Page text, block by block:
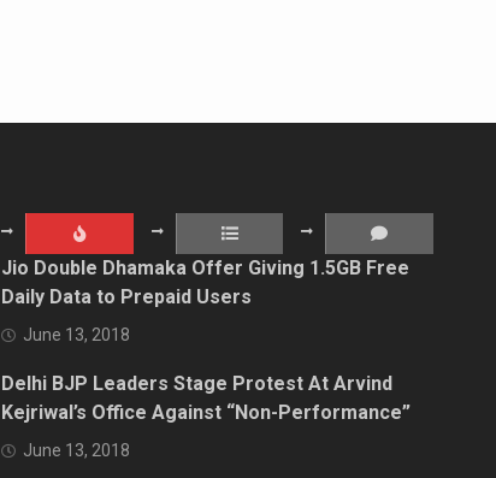
Jio Double Dhamaka Offer Giving 1.5GB Free
Daily Data to Prepaid Users
June 13, 2018
Delhi BJP Leaders Stage Protest At Arvind
Kejriwal’s Office Against “Non-Performance”
June 13, 2018